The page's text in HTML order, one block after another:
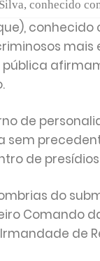
conhecido
conhecido
de
sem
de presídios
do
Comando
de